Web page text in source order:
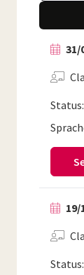
31/
Status:
19/
Status: